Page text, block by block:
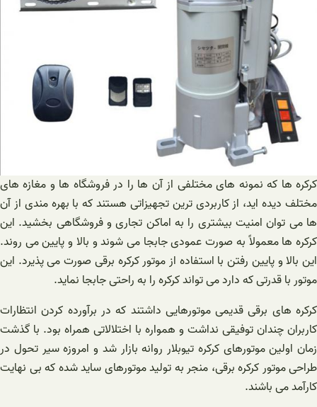
کرکره ها که نمونه های مختلفی از آن ها را در فروشگاه ها و مغازه های
مختلف دیده اید، از کاربردی ترین تجهیزاتی هستند که با بهره مندی از آن
ها می توان امنیت بیشتری را به اماکن تجاری و فروشگاهی بخشید. این
کرکره ها معمولاً به صورت عمودی جابجا می شوند و بالا و پایین می روند.
این بالا و پایین رفتن با استفاده از موتور کرکره برقی صورت می پذیرد. این
موتور با قدرتی که دارد می تواند کرکره را به راحتی جابجا نماید.
کرکره های برقی قدیمی موتورهایی داشتند که در برآورده کردن انتظارات
کاربران چندان توفیقی نداشت و همواره با اختلالاتی همراه بود. با گذشت
زمان اولین موتورهای کرکره تیوبلار روانه بازار شد و امروزه سیر تحول در
طراحی موتور کرکره برقی، منجر به تولید موتورهای ساید شده که بی نهایت
کارآمد می باشند.